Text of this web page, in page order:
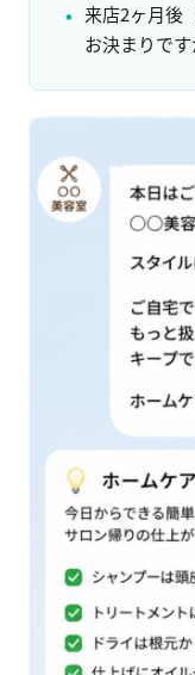
来店2ヶ月後
お決まりで